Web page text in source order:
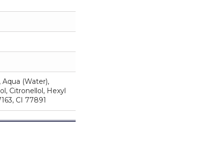
(Water),
Citronellol, Hexyl
CI 77891